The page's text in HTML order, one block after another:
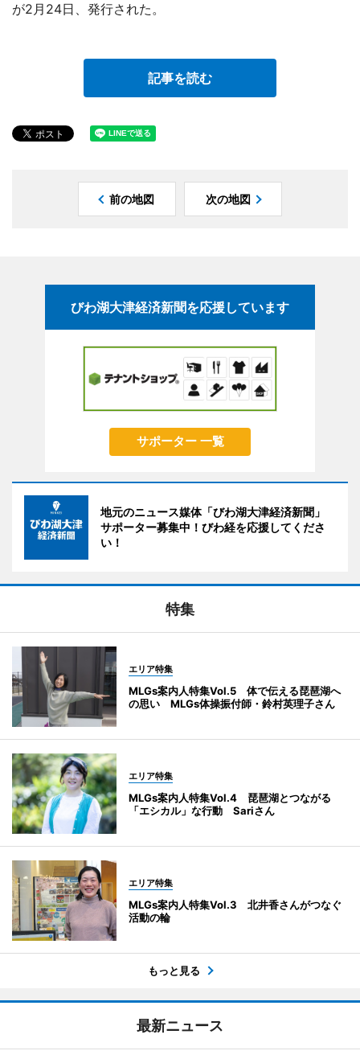
が2月24日、発行された。
記事を読む
前の地図 次の地図
びわ湖大津経済新聞を応援しています
サポーター 一覧
地元のニュース媒体「びわ湖大津経済新聞」
サポーター募集中！びわ経を応援してくださ
い！
特集
エリア特集
MLGs案内人特集Vol.5 体で伝える琵琶湖へ
の思い MLGs体操振付師・鈴村英理子さん
エリア特集
MLGs案内人特集Vol.4 琵琶湖とつながる
「エシカル」な行動 Sariさん
エリア特集
MLGs案内人特集Vol.3 北井香さんがつなぐ
活動の輪
もっと見る
最新ニュース